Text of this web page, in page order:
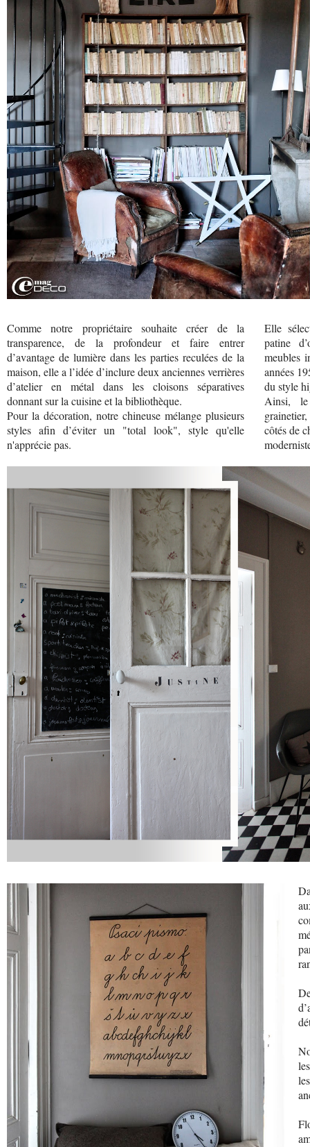
Comme notre propriétaire souhaite créer de la
transparence, de la profondeur et faire entrer
d’avantage de lumière dans les parties reculées de la
maison, elle a l’idée d’inclure deux anciennes verrières
d’atelier en métal dans les cloisons séparatives
donnant sur la cuisine et la bibliothèque.
Pour la décoration, notre chineuse mélange plusieurs
styles afin d’éviter un "total look", style qu'elle
n'apprécie pas.
Elle
patine
meubles
années
du style
Ainsi, le
côtés de